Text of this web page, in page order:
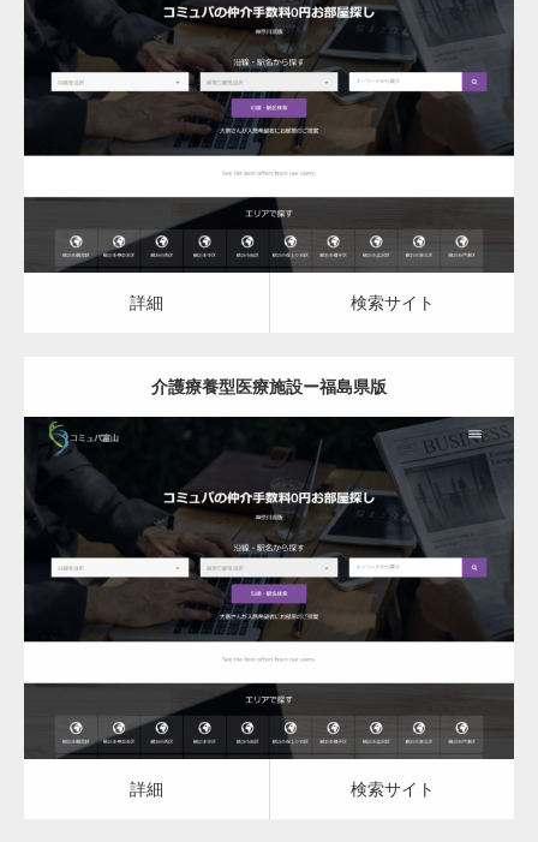
更新日： 2023.03.09
介護療養型医療施設
詳細 検索サイト
詳細 検索サイト
介護療養型医療施設ー福島県版
更新日： 2023.03.09
介護療養型医療施設
詳細 検索サイト
詳細 検索サイト
変幻自在、あらゆる業種に対応可能な新しい
カスタム投稿タイプ実…
一般社団法人高齢者支援協会がコミュパ.com
通常投稿
Hello world!